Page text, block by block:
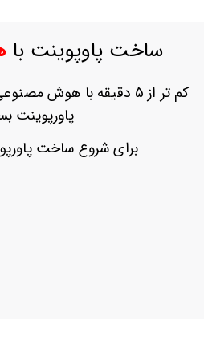
حساب
ثبت
بازیابی
ساخت پاوپوینت با
کم تر از 5 دقیقه با هوش مصنوعی
پاورپوینت
برای شروع ساخت